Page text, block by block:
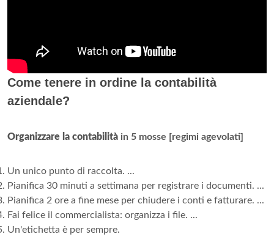
Come tenere in ordine la contabilità
aziendale?
Organizzare la contabilità in 5 mosse [regimi agevolati]
Un unico punto di raccolta. ...
Pianifica 30 minuti a settimana per registrare i documenti. ...
Pianifica 2 ore a fine mese per chiudere i conti e fatturare. ...
Fai felice il commercialista: organizza i file. ...
Un'etichetta è per sempre.